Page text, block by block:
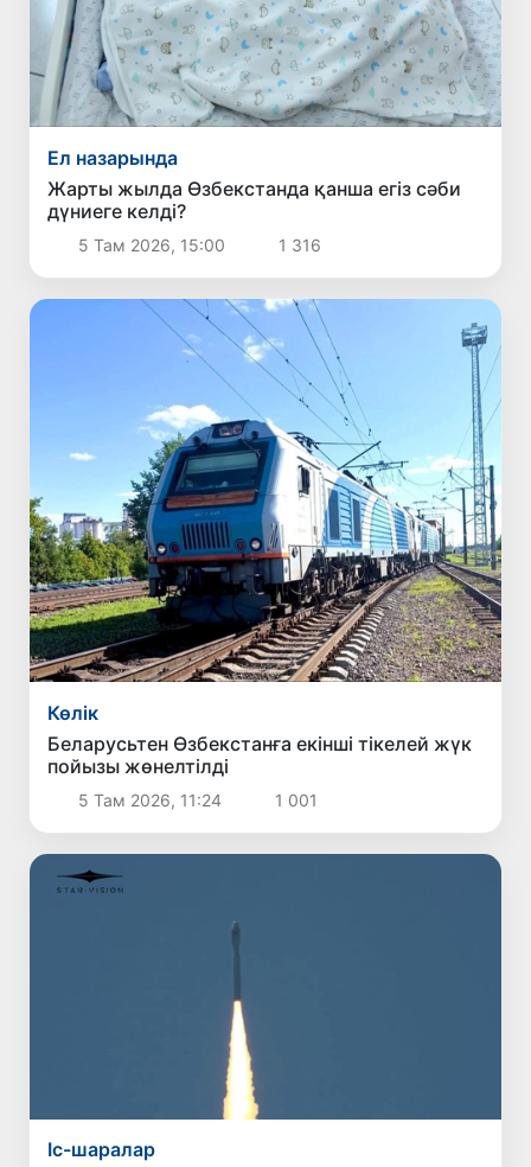
Ел назарында
Жарты жылда Өзбекстанда қанша егіз сәби
дүниеге келді?
5 Там 2026, 15:00 1 316
Көлік
Беларусьтен Өзбекстанға екінші тікелей жүк
пойызы жөнелтілді
5 Там 2026, 11:24 1 001
Іс-шаралар